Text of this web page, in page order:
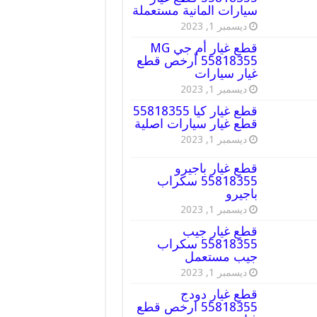
سيارات المانية مستعملة
ديسمبر 1, 2023
قطع غيار أم جي MG
55818355 أرخص قطع
غيار سيارات
ديسمبر 1, 2023
قطع غيار كيا 55818355
قطع غيار سيارات اصلية
ديسمبر 1, 2023
قطع غيار باجيرو
55818355 سكراب
باجيرو
ديسمبر 1, 2023
قطع غيار جيب
55818355 سكراب
جيب مستعمل
ديسمبر 1, 2023
قطع غيار دودج
55818355 ارخص قطع